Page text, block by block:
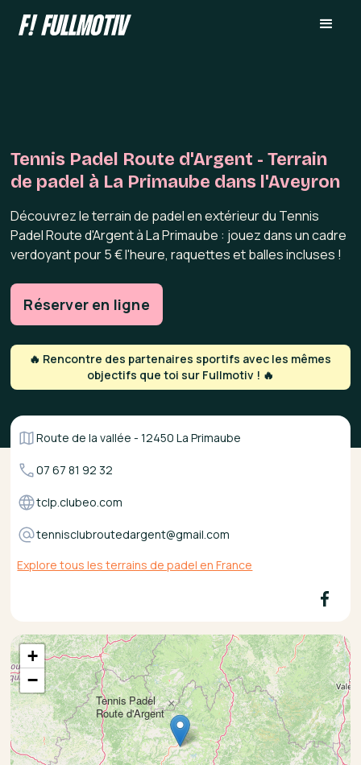
Tennis Padel Route d'Argent - Terrain
de padel à La Primaube dans l'Aveyron
Découvrez le terrain de padel en extérieur du Tennis
Padel Route d'Argent à La Primaube : jouez dans un cadre
verdoyant pour 5 € l'heure, raquettes et balles incluses !
Réserver en ligne
🔥 Rencontre des partenaires sportifs avec les mêmes
objectifs que toi sur Fullmotiv ! 🔥
Route de la vallée - 12450 La Primaube
07 67 81 92 32
tclp.clubeo.com
tennisclubroutedargent@gmail.com
Explore tous les terrains de padel en France
Tennis Padel
Route d'Argent
×
+
−